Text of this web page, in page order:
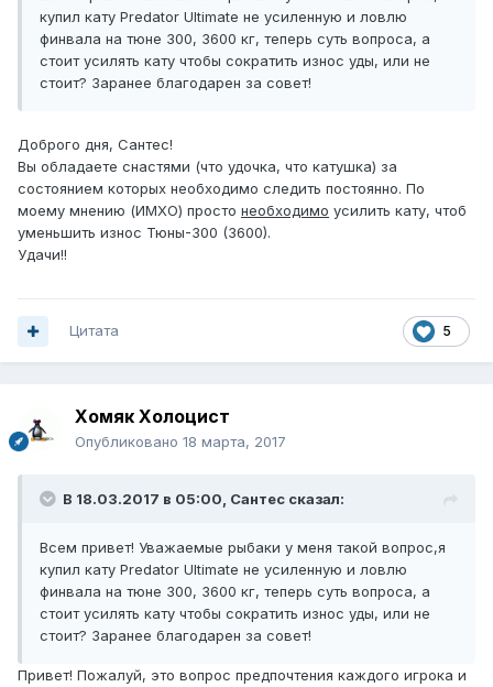
купил кату Predator Ultimate не усиленную и ловлю
финвала на тюне 300, 3600 кг, теперь суть вопроса, а
стоит усилять кату чтобы сократить износ уды, или не
стоит? Заранее благодарен за совет!
Доброго дня, Сантес!
Вы обладаете снастями (что удочка, что катушка) за
состоянием которых необходимо следить постоянно. По
моему мнению (ИМХО) просто необходимо усилить кату, чтоб
уменьшить износ Тюны-300 (3600).
Удачи!!
5
Цитата
Хомяк Холоцист
Опубликовано 18 марта, 2017
В 18.03.2017 в 05:00, Сантес сказал:
Всем привет! Уважаемые рыбаки у меня такой вопрос,я
купил кату Predator Ultimate не усиленную и ловлю
финвала на тюне 300, 3600 кг, теперь суть вопроса, а
стоит усилять кату чтобы сократить износ уды, или не
стоит? Заранее благодарен за совет!
Привет! Пожалуй, это вопрос предпочтения каждого игрока и